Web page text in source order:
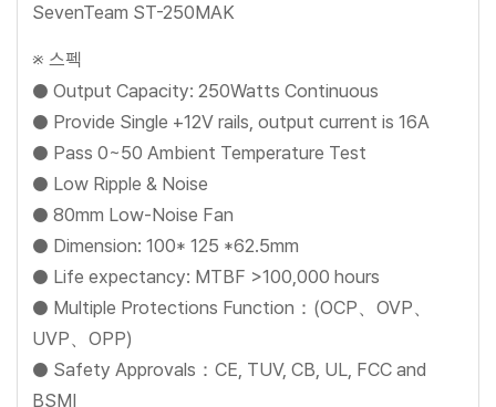
SevenTeam ST-250MAK
※ 스펙
● Output Capacity: 250Watts Continuous
● Provide Single +12V rails, output current is 16A
● Pass 0~50 Ambient Temperature Test
● Low Ripple & Noise
● 80mm Low-Noise Fan
● Dimension: 100* 125 *62.5mm
● Life expectancy: MTBF >100,000 hours
● Multiple Protections Function：(OCP、OVP、
UVP、OPP)
● Safety Approvals：CE, TUV, CB, UL, FCC and
BSMI